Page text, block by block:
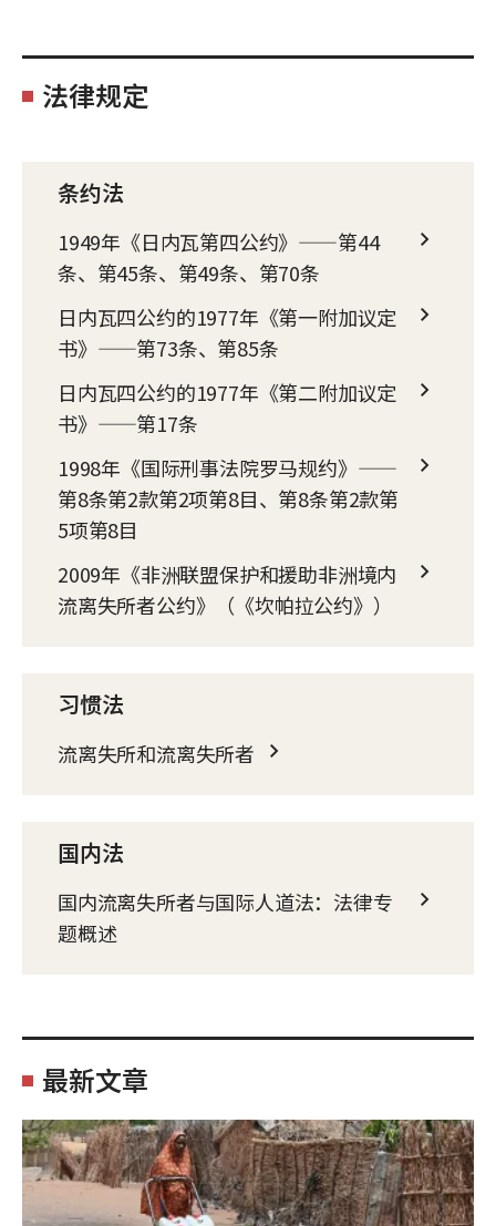
法律规定
条约法
1949年《日内瓦第四公约》——第44
条、第45条、第49条、第70条
日内瓦四公约的1977年《第一附加议定
书》——第73条、第85条
日内瓦四公约的1977年《第二附加议定
书》——第17条
1998年《国际刑事法院罗马规约》——
第8条第2款第2项第8目、第8条第2款第
5项第8目
2009年《非洲联盟保护和援助非洲境内
流离失所者公约》（《坎帕拉公约》）
习惯法
流离失所和流离失所者
国内法
国内流离失所者与国际人道法：法律专
题概述
最新文章